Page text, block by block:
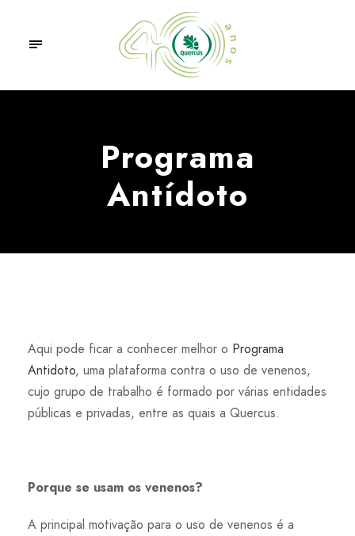
Programa
Antídoto
Aqui pode ficar a conhecer melhor o Programa
Antidoto, uma plataforma contra o uso de venenos,
cujo grupo de trabalho é formado por várias entidades
públicas e privadas, entre as quais a Quercus.
Porque se usam os venenos?
A principal motivação para o uso de venenos é a